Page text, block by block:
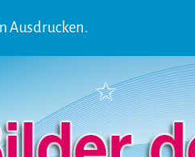
Ausdrucken.